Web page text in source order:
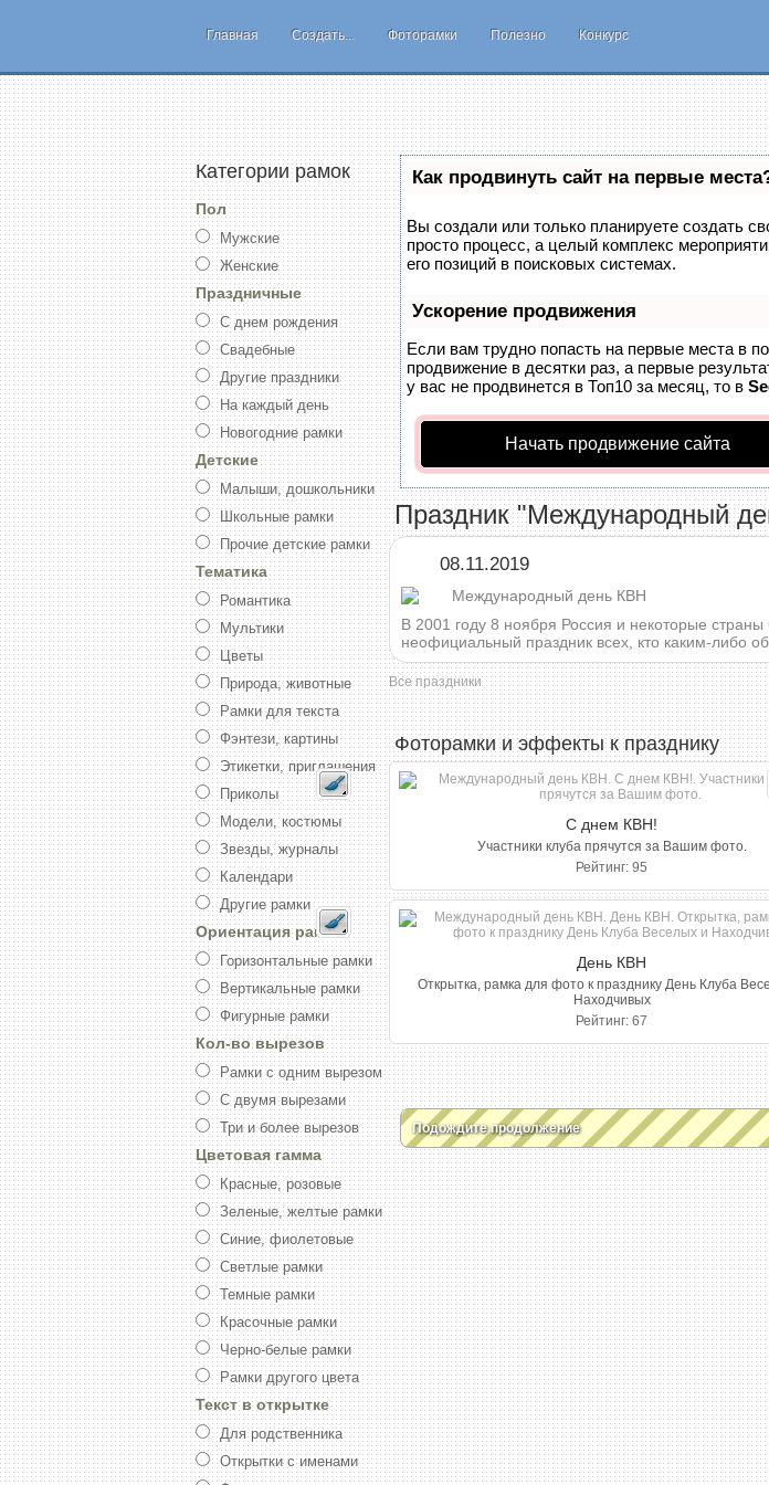
Главная Создать... Фоторамки Полезно Конкурс
Категории рамок
Пол
Мужские
Женские
Праздничные
С днем рождения
Свадебные
Другие праздники
На каждый день
Новогодние рамки
Детские
Малыши, дошкольники
Школьные рамки
Прочие детские рамки
Тематика
Романтика
Мультики
Цветы
Природа, животные
Рамки для текста
Фэнтези, картины
Этикетки, приглашения
Приколы
Модели, костюмы
Звезды, журналы
Календари
Другие рамки
Ориентация рамки
Горизонтальные рамки
Вертикальные рамки
Фигурные рамки
Кол-во вырезов
Рамки с одним вырезом
С двумя вырезами
Три и более вырезов
Цветовая гамма
Красные, розовые
Зеленые, желтые рамки
Синие, фиолетовые
Светлые рамки
Темные рамки
Красочные рамки
Черно-белые рамки
Рамки другого цвета
Текст в открытке
Для родственника
Открытки с именами
Как продвинуть сайт на первые
Вы создали или только планируете создать
просто процесс, а целый комплекс
его позиций в поисковых системах.
Ускорение продвижения
Если вам трудно попасть на первые места в
продвижение в десятки раз, а первые
у вас не продвинется в Топ10 за месяц, то в
Начать продвижение сайта
Праздник "Международный
08.11.2019
В 2001 году 8 ноября Россия и некоторые
неофициальный праздник всех, кто каким-либо
Все праздники
Фоторамки и эффекты к празднику
С днем КВН!
Участники клуба прячутся за Вашим фото.
Рейтинг: 95
День КВН
Открытка, рамка для фото к празднику День Клуба
Находчивых
Рейтинг: 67
Подождите продолжение